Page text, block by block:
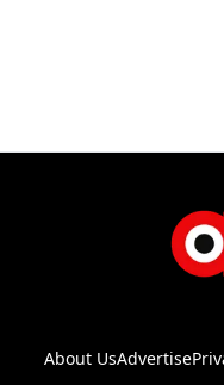
About UsAdvertise